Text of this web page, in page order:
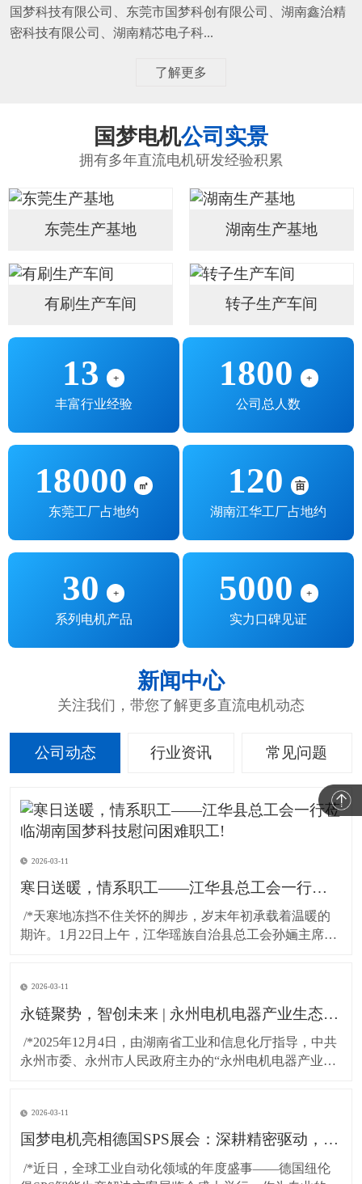
国梦科技有限公司、东莞市国梦科创有限公司、湖南鑫治精
密科技有限公司、湖南精芯电子科...
了解更多
国梦电机公司实景
拥有多年直流电机研发经验积累
东莞生产基地 湖南生产基地
有刷生产车间 转子生产车间
13 +
丰富行业经验
1800 +
公司总人数
18000 ㎡
东莞工厂占地约
120 亩
湖南江华工厂占地约
30 +
系列电机产品
5000 +
实力口碑见证
新闻中心
关注我们，带您了解更多直流电机动态
公司动态 行业资讯 常见问题
2026-03-11
寒日送暖，情系职工——江华县总工会一行莅临湖南国梦科技慰问困难职工!
期许。1月22日上午，江华瑶族自治县总工会孙婳主席、
挂，专程到访湖南国梦科技开展慰问活动，为百余名坚
守岗位的困难职工送上精心准备的粮油物资，以
2026-03-11
永链聚势，智创未来 | 永州电机电器产业生态对接会在湖南国梦园区隆重召开！
永州市委、永州市人民政府主办的“永州电机电器产业生
图”为主题，汇聚了政府领导、行业专家与产业链伙伴，
共商发展大计，共谋协同未来。*
2026-03-11
国梦电机亮相德国SPS展会：深耕精密驱动，连接全球智造！